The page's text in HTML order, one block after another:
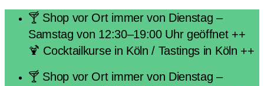
springen
🍸 Shop vor Ort immer von Dienstag –
Samstag von 12:30–19:00 Uhr geöffnet ++
🍹 Cocktailkurse in Köln / Tastings in Köln ++
🍸 Shop vor Ort immer von Dienstag –